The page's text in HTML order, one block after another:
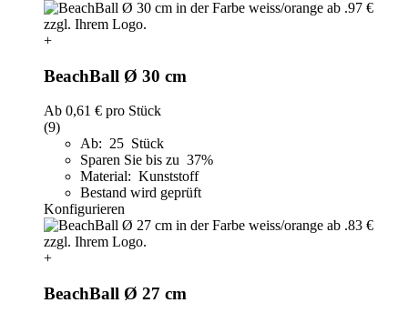
+
BeachBall Ø 30 cm
Ab 0,61 € pro Stück
(9)
Ab: 25 Stück
Sparen Sie bis zu 37%
Material: Kunststoff
Bestand wird geprüft
Konfigurieren
+
BeachBall Ø 27 cm